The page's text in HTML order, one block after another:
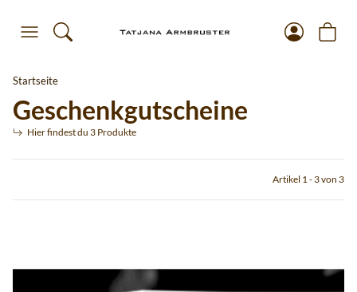
Startseite
Geschenkgutscheine
Hier findest du 3 Produkte
Artikel 1 - 3 von 3